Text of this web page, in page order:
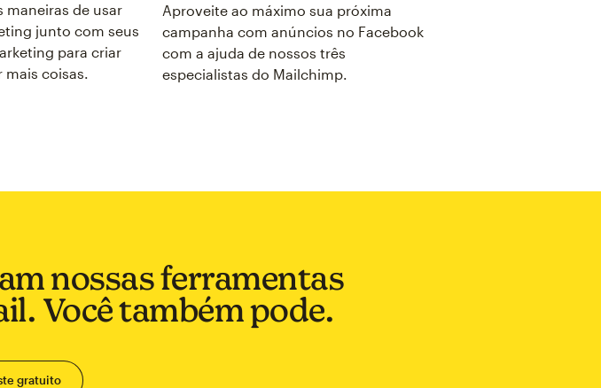
maneiras de usar
junto com seus
para criar
mais coisas.
Aproveite ao máximo sua próxima
campanha com anúncios no Facebook
com a ajuda de nossos três
especialistas do Mailchimp.
nossas ferramentas
Você também pode.
gratuito